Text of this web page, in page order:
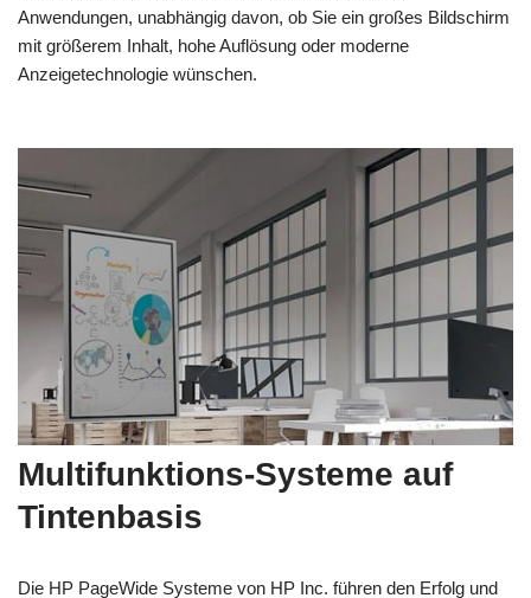
Anwendungen, unabhängig davon, ob Sie ein großes Bildschirm
mit größerem Inhalt, hohe Auflösung oder moderne
Anzeigetechnologie wünschen.
Multifunktions-Systeme auf
Tintenbasis
Die HP PageWide Systeme von HP Inc. führen den Erfolg und